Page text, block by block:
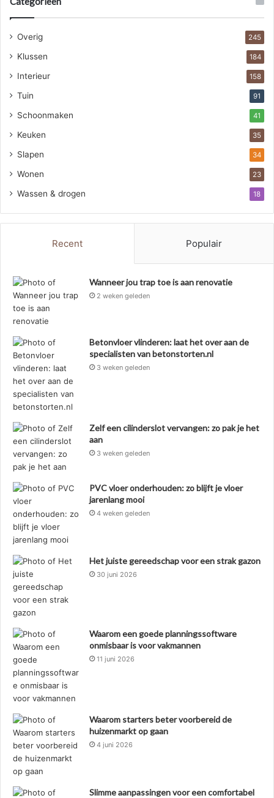
Overig 245
Klussen 184
Interieur 158
Tuin 91
Schoonmaken 41
Keuken 35
Slapen 34
Wonen 23
Wassen & drogen 18
Recent Populair
Wanneer jou trap toe is aan renovatie
2 weken geleden
Betonvloer vlinderen: laat het over aan de
specialisten van betonstorten.nl
3 weken geleden
Zelf een cilinderslot vervangen: zo pak je het
aan
3 weken geleden
PVC vloer onderhouden: zo blijft je vloer
jarenlang mooi
4 weken geleden
Het juiste gereedschap voor een strak gazon
30 juni 2026
Waarom een goede planningssoftware
onmisbaar is voor vakmannen
11 juni 2026
Waarom starters beter voorbereid de
huizenmarkt op gaan
4 juni 2026
Slimme aanpassingen voor een comfortabel